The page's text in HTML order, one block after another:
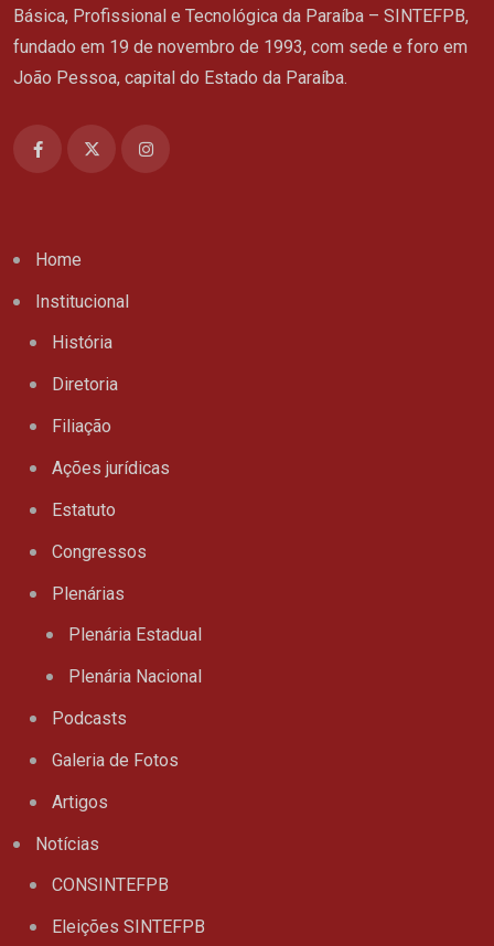
Básica, Profissional e Tecnológica da Paraíba – SINTEFPB,
fundado em 19 de novembro de 1993, com sede e foro em
João Pessoa, capital do Estado da Paraíba.
Home
Institucional
História
Diretoria
Filiação
Ações jurídicas
Estatuto
Congressos
Plenárias
Plenária Estadual
Plenária Nacional
Podcasts
Galeria de Fotos
Artigos
Notícias
CONSINTEFPB
Eleições SINTEFPB